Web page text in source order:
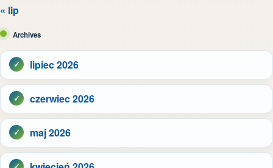
« lip
Archives
lipiec 2026
czerwiec 2026
maj 2026